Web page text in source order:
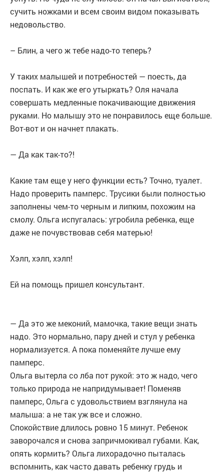
сучить ножками и всем своим видом показывать
недовольство.
– Блин, а чего ж тебе надо-то теперь?
У таких малышей и потребностей — поесть, да
поспать. И как же его утыркать? Оля начала
совершать медленные покачивающие движения
руками. Но малышу это не понравилось еще больше.
Вот-вот и он начнет плакать.
— Да как так-то?!
Какие там еще у него функции есть? Точно, туалет.
Надо проверить памперс. Трусики были полностью
заполнены чем-то черным и липким, похожим на
смолу. Ольга испугалась: угробила ребенка, еще
даже не почувствовав себя матерью!
Хэлп, хэлп, хэлп!
Ей на помощь пришел консультант.
— Да это же меконий, мамочка, такие вещи знать
надо. Это нормально, пару дней и стул у ребенка
нормализуется. А пока поменяйте лучше ему
памперс.
Ольга вытерла со лба пот рукой: это ж надо, чего
только природа не напридумывает! Поменяв
памперс, Ольга с удовольствием взглянула на
малыша: а не так уж все и сложно.
Спокойствие длилось ровно 15 минут. Ребенок
заворочался и снова запричмокивал губами. Как,
опять кормить? Ольга лихорадочно пыталась
вспомнить, как часто давать ребенку грудь и